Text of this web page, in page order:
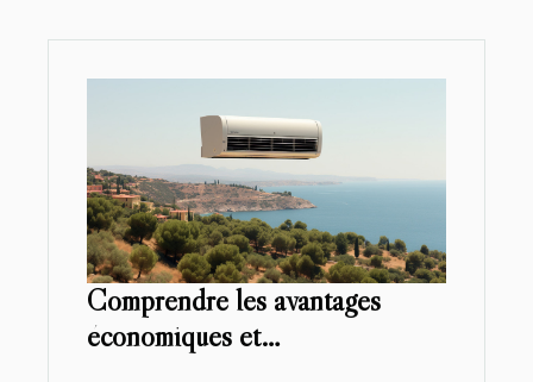
Comprendre les avantages
économiques et